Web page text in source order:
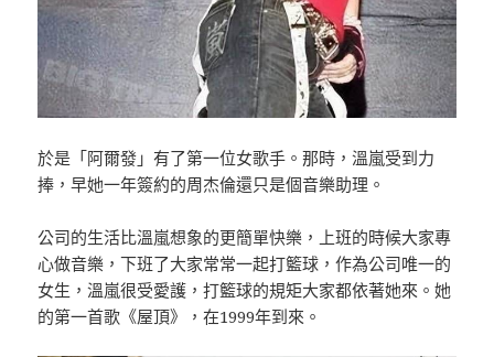
於是「阿爾發」有了第一位女歌手。那時，溫嵐受到力
捧，早她一年簽約的周杰倫還只是個音樂助理。
公司的生活比溫嵐想象的更簡單快樂，上班的時候大家專
心做音樂，下班了大家常常一起打籃球，作為公司唯一的
女生，溫嵐很受愛護，打籃球的規矩大家都依著她來。她
的第一首歌《屋頂》，在1999年到來。